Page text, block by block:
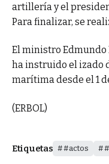
artillería y el
Para finalizar, se
El ministro
ha instruido el izado
marítima desde el 1
(ERBOL)
Etiquetas #actos